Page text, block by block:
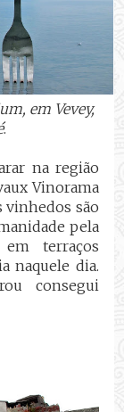
em Vevey,
.
na região
Vinorama
vinhedos são
pela
em terraços
naquele dia.
consegui